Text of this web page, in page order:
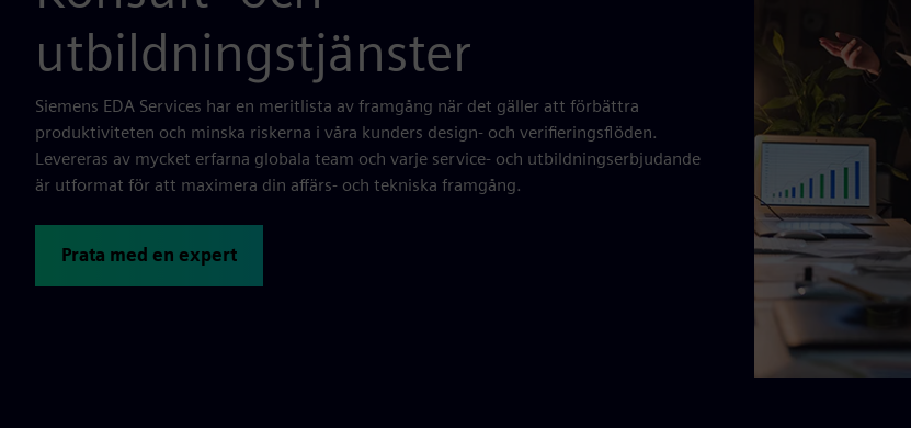
utbildningstjänster
Siemens EDA Services har en meritlista av framgång när det gäller att förbättra
produktiviteten och minska riskerna i våra kunders design- och verifieringsflöden.
Levereras av mycket erfarna globala team och varje service- och utbildningserbjudande
är utformat för att maximera din affärs- och tekniska framgång.
Prata med en expert